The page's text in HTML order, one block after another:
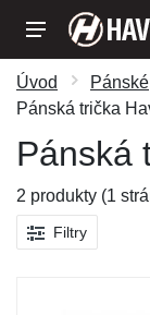
Úvod Pánské
Pánská trička
Pánská
2 produkty (1
Filtry